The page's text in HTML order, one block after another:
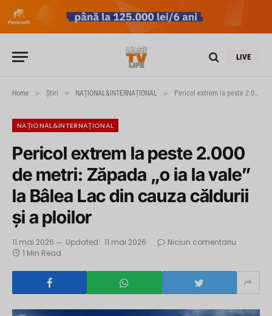
LIVE
Home » Știri » NAȚIONAL&INTERNAȚIONAL » Pericol extrem la peste 2.000 de metri: Zăpada „o ia la vale” la Bâlea Lac din cauza căldurii și a ploilor
NAȚIONAL&INTERNAȚIONAL
Pericol extrem la peste 2.000
de metri: Zăpada „o ia la vale”
la Bâlea Lac din cauza căldurii
și a ploilor
11 mai 2026 Updated: 11 mai 2026
Niciun comentariu
1 Min Read